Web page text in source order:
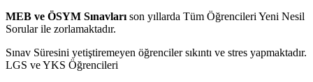
MEB ve ÖSYM Sınavları son yıllarda Tüm Öğrencileri Yeni Nesil
Sorular ile zorlamaktadır.
Sınav Süresini yetiştiremeyen öğrenciler sıkıntı ve stres yapmaktadır.
LGS ve YKS Öğrencileri